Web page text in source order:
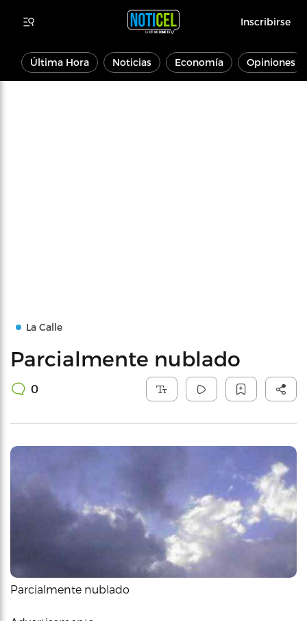
Inscribirse
Última Hora Noticias Economía Opiniones
La Calle
Parcialmente nublado
0
Parcialmente nublado